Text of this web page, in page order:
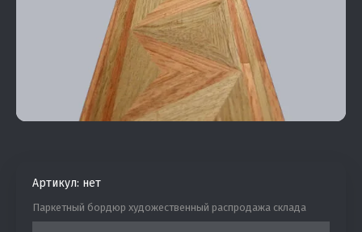
Артикул: нет
Паркетный бордюр художественный распродажа склада